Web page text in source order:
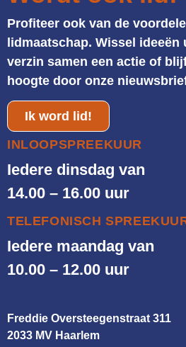
Profiteer ook van de
lidmaatschap. Wissel ideeën
verzin samen een actie of
hoogte door onze
Ik word lid!
INLOOPSPREEKUUR
Iedere dinsdag van
14.00 – 16.00 uur
TELEFONISCH
Iedere maandag van
10.00 – 12.00 uur
Freddie Oversteegenstraat 311
2033 MV Haarlem